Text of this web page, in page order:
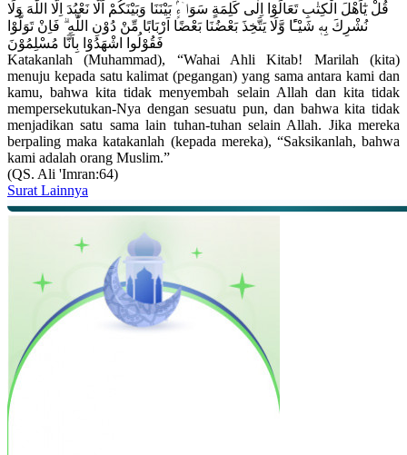
قُلْ يٰٓاَهْلَ الْكِتٰبِ تَعَالَوْا اِلٰى كَلِمَةٍ سَوَاۤءٍۢ بَيْنَنَا وَبَيْنَكُمْ اَلَّا نَعْبُدَ اِلَّا اللّٰهَ وَلَا
نُشْرِكَ بِهٖ شَيْـًٔا وَّلَا يَتَّخِذَ بَعْضُنَا بَعْضًا اَرْبَابًا مِّنْ دُوْنِ اللّٰهِ ۗ فَاِنْ تَوَلَّوْا
فَقُوْلُوا اشْهَدُوْا بِاَنَّا مُسْلِمُوْنَ
Katakanlah (Muhammad), “Wahai Ahli Kitab! Marilah (kita)
menuju kepada satu kalimat (pegangan) yang sama antara kami dan
kamu, bahwa kita tidak menyembah selain Allah dan kita tidak
mempersekutukan-Nya dengan sesuatu pun, dan bahwa kita tidak
menjadikan satu sama lain tuhan-tuhan selain Allah. Jika mereka
berpaling maka katakanlah (kepada mereka), “Saksikanlah, bahwa
kami adalah orang Muslim.”
(QS. Ali 'Imran:64)
Surat Lainnya